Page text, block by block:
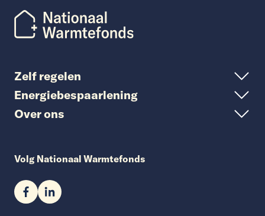
Zelf regelen
Energiebespaarlening
Over ons
Volg Nationaal Warmtefonds